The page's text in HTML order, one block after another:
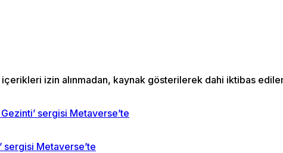
izin alınmadan, kaynak gösterilerek dahi iktibas
sergisi Metaverse’te